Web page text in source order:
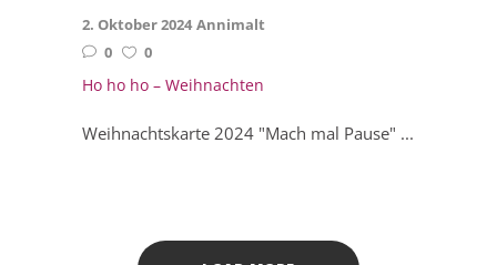
2. Oktober 2024 Annimalt
0
0
Ho ho ho – Weihnachten
Weihnachtskarte 2024 "Mach mal Pause" ...